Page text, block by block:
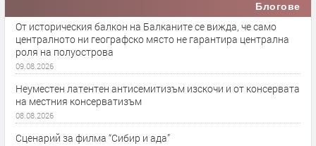
Блогове
От историческия балкон на Балканите се вижда, че само
централното ни географско място не гарантира централна
роля на полуострова
09.08.2026
Неуместен латентен антисемитизъм изскочи и от консервата
на местния консерватизъм
08.08.2026
Сценарий за филма “Сибир и ада”